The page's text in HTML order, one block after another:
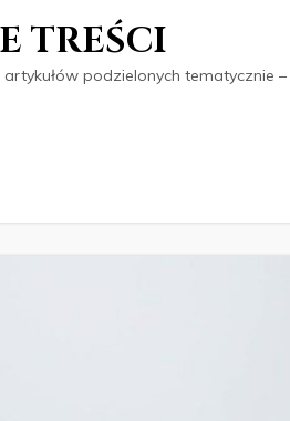
TREŚCI
podzielonych tematycznie